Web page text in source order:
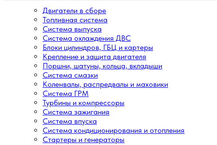
Двигатели в сборе
Топливная система
Система выпуска
Система охлаждения ДВС
Блоки цилиндров, ГБЦ и картеры
Крепление и защита двигателя
Поршни, шатуны, кольца, вкладыши
Система смазки
Коленвалы, распредвалы и маховики
Система ГРМ
Турбины и компрессоры
Система зажигания
Система впуска
Система кондиционирования и отопления
Стартеры и генераторы